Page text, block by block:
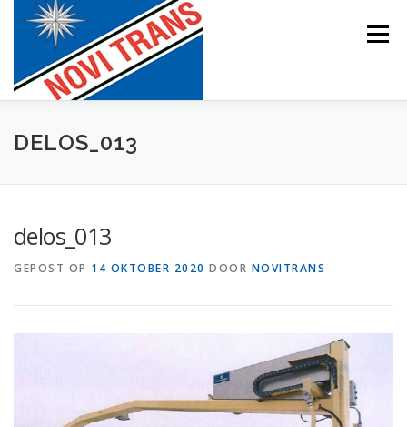
Menu
BEVRACHTING
DELOS_013
delos_013
GEPOST OP 14 OKTOBER 2020 DOOR NOVITRANS